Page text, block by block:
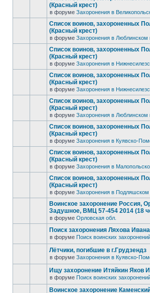
(Красный крест)
в форуме Захоронения в
Список воинов, захороненных
(Красный крест)
в форуме Захоронения в Люблинском
Список воинов, захороненных
(Красный крест)
в форуме Захоронения в
Список воинов, захороненных
(Красный крест)
в форуме Захоронения в
Список воинов, захороненных
(Красный крест)
в форуме Захоронения в Люблинском
Список воинов, захороненных
(Красный крест)
в форуме Захоронения в Куявско-
Список воинов, захороненных
(Красный крест)
в форуме Захоронения в
Список воинов, захороненных
(Красный крест)
в форуме Захоронения в Подляшском
Воинское захоронение Россия,
Задушное, ВМЦ 57-454 2014 (18
в форуме Орловская обл.
Поиск захоронения Ляхова
в форуме Поиск воинских
Лётчики, погибшие в г.Грудзендз
в форуме Захоронения в Куявско-
Ищу захоронение Итяйкин Яков
в форуме Поиск воинских
Воинское захоронение